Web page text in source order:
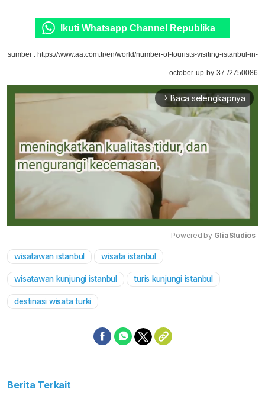
Ikuti Whatsapp Channel Republika
sumber : https://www.aa.com.tr/en/world/number-of-tourists-visiting-istanbul-in-
october-up-by-37-/2750086
arrow_forward_ios Baca selengkapnya
Powered by GliaStudios
wisatawan istanbul wisata istanbul
wisatawan kunjungi istanbul turis kunjungi istanbul
destinasi wisata turki
Berita Terkait